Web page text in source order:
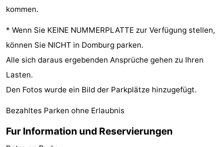
Golfplatze
-
Sportangeln
Mondriaan
Essen
kommen.
* Wenn Sie KEINE NUMMERPLATTE zur Verfügung stellen,
können Sie NICHT in Domburg parken.
Alle sich daraus ergebenden Ansprüche gehen zu Ihren
Lasten.
Den Fotos wurde ein Bild der Parkplätze hinzugefügt.
Bezahltes Parken ohne Erlaubnis
Fur Information und Reservierungen